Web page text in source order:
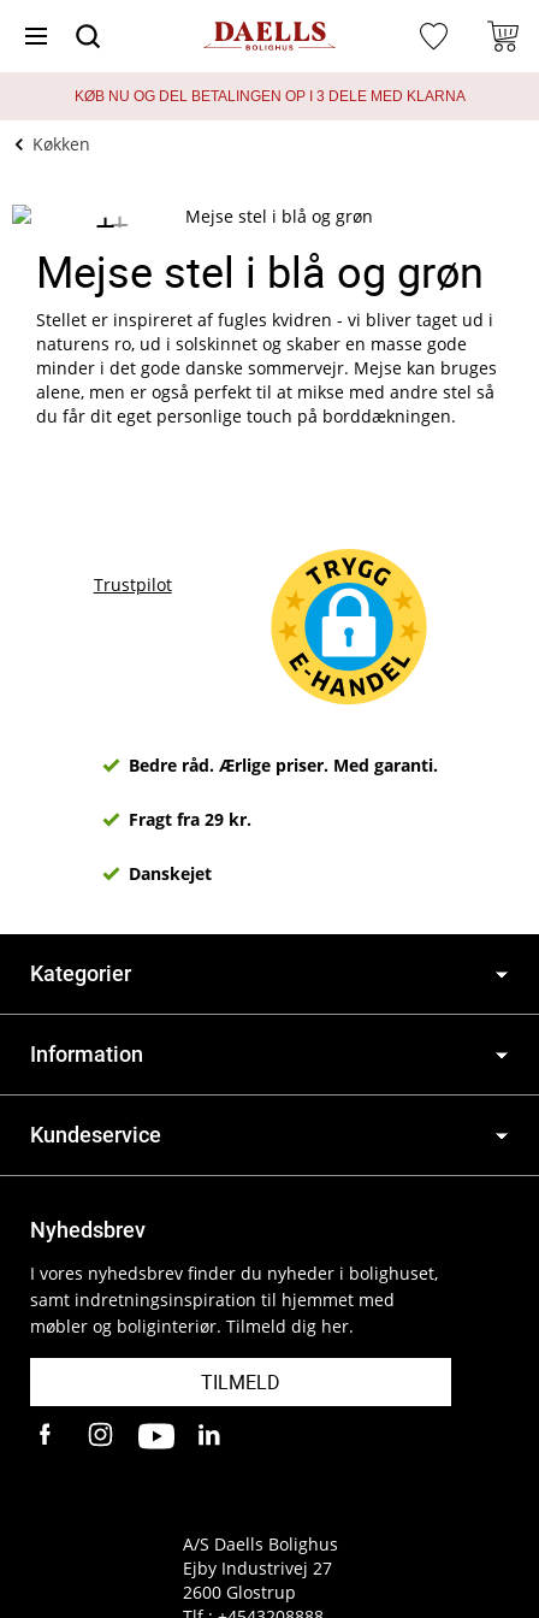
KØB NU OG DEL BETALINGEN OP I 3 DELE MED KLARNA
Køkken
+
+
Mejse stel i blå og grøn
Stellet er inspireret af fugles kvidren - vi bliver taget ud i
naturens ro, ud i solskinnet og skaber en masse gode
minder i det gode danske sommervejr. Mejse kan bruges
alene, men er også perfekt til at mikse med andre stel så
du får dit eget personlige touch på borddækningen.
Trustpilot
Bedre råd. Ærlige priser. Med garanti.
Fragt fra 29 kr.
Danskejet
Kategorier
Information
Kundeservice
Nyhedsbrev
I vores nyhedsbrev finder du nyheder i bolighuset,
samt indretningsinspiration til hjemmet med
møbler og boliginteriør. Tilmeld dig her.
TILMELD
A/S Daells Bolighus
Ejby Industrivej 27
2600 Glostrup